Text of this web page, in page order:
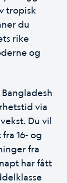
tropisk
du
rike
og
via
Du vil
16- og
fra
har fått